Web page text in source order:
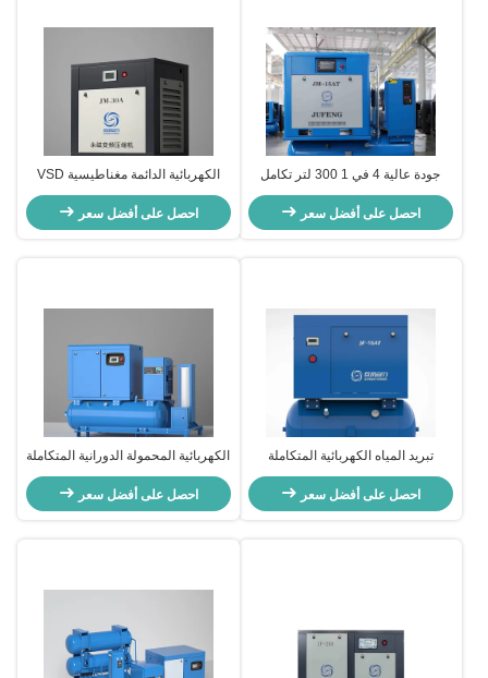
جودة عالية 4 في 1 300 لتر تكامل
مضغوط الهواء المسمار الدوار السعر
احصل على أفضل سعر
الكهربائية الدائمة مغناطيسية VSD
ضاغط الهواء 22KW عمودي المسمار
الدوار ضاغط الهواء
احصل على أفضل سعر
تبريد المياه الكهربائية المتكاملة
المسمار ضاغط الهواء 8 - 16 بار OEM
احصل على أفضل سعر
الكهربائية المحمولة الدورانية المتكاملة
المسمار ضاغط الهواء 380 فولت
التبريد الهواء / الماء
احصل على أفضل سعر